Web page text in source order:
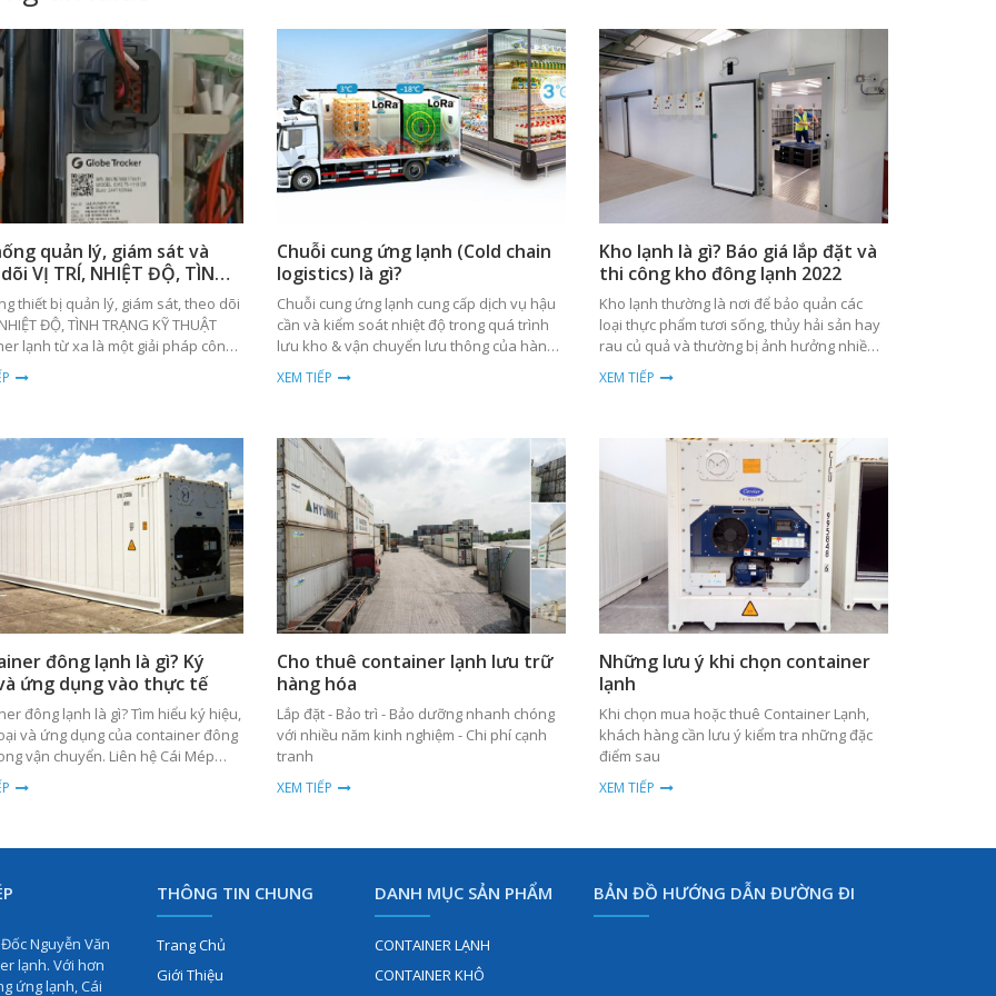
quản lý, giám sát và
VỊ TRÍ, NHIỆT ĐỘ, TÌNH
CONTAINER LẠNH từ xa -
Reefer Management
thiết bị quản lý, giám sát, theo dõi
ĐỘ, TÌNH TRẠNG KỸ THUẬT
lạnh từ xa là một giải pháp công
đó phần cứng bao gồm bo
module có tích hợp eSIM 3G,4G,
ALARM của hệ thống lạnh theo thời
với hệ thống phần mền ứng dụng
Tracker để giải mã cũng như cập
thông tin liên quan container lạnh
cho NGƯỜI DÙNG, CHỦ ĐẦU TƯ,
HÀNG khai thác container lạnh đạt
nhất thông qua giải pháp kỹ thuật
Chuỗi cung ứng lạnh (Cold chain
logistics) là gì?
Chuỗi cung ứng lạnh cung cấp dịch vụ hậu
cần và kiểm soát nhiệt độ trong quá trình
lưu kho & vận chuyển lưu thông của hàng
XEM TIẾP
Kho lạnh là gì? Báo giá lắp đặt và
thi công kho đông lạnh 2022
Kho lạnh thường là nơi để bảo quản các
loại thực phẩm tươi sống, thủy hải sản hay
rau củ quả và thường bị ảnh hưởng nhiều
bởi nhiệt độ bên ngoài.
XEM TIẾP
đông lạnh là gì? Ký
ứng dụng vào thực tế
đông lạnh là gì? Tìm hiểu ký hiệu,
và ứng dụng của container đông
vận chuyển. Liên hệ Cái Mép
để nhận tư vấn ngay!
Cho thuê container lạnh lưu trữ
hàng hóa
Lắp đặt - Bảo trì - Bảo dưỡng nhanh chóng
với nhiều năm kinh nghiệm - Chi phí cạnh
tranh
XEM TIẾP
Những lưu ý khi chọn container
lạnh
Khi chọn mua hoặc thuê Container Lạnh,
khách hàng cần lưu ý kiểm tra những đặc
điểm sau
XEM TIẾP
Nguyễn Văn
lạnh. Với hơn
ứng lạnh, Cái
THÔNG TIN CHUNG
Trang Chủ
Giới Thiệu
DANH MỤC SẢN PHẨM
CONTAINER LẠNH
CONTAINER KHÔ
BẢN ĐỒ HƯỚNG DẪN ĐƯỜNG ĐI